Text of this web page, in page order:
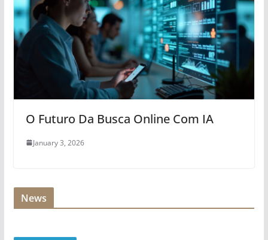
O Futuro Da Busca Online Com IA
January 3, 2026
News